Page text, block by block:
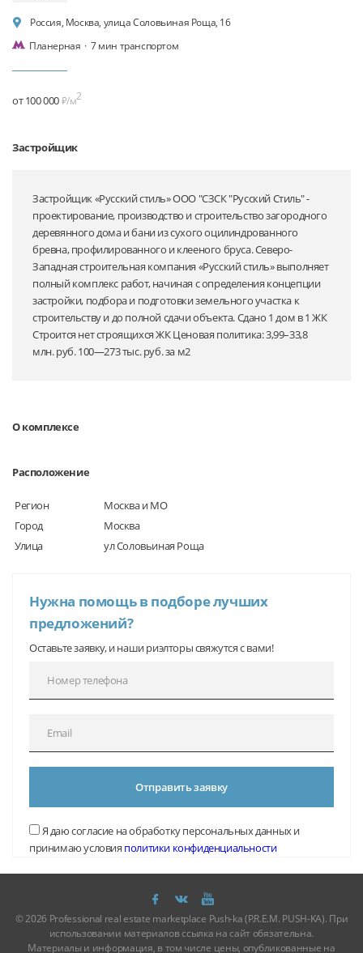
Россия, Москва, улица Соловьиная Роща, 16
Планерная · 7 мин транспортом
от 100 000₽/м2
Застройщик
Застройщик «Русский стиль» ООО "СЗСК "Русский Стиль" -
проектирование, производство и строительство загородного
деревянного дома и бани из сухого оцилиндрованного
бревна, профилированного и клееного бруса. Северо-
Западная строительная компания «Русский стиль» выполняет
полный комплекс работ, начиная с определения концепции
застройки, подбора и подготовки земельного участка к
строительству и до полной сдачи объекта. Сдано 1 дом в 1 ЖК
Строится нет строящихся ЖК Ценовая политика: 3,99–33,8
млн. руб. 100—273 тыс. руб. за м2
О комплексе
Расположение
Регион
Москва и МО
Город
Москва
Улица
ул Соловьиная Роща
Нужна помощь в подборе лучших
предложений?
Оставьте заявку, и наши риэлторы свяжутся с вами!
Отправить заявку
Я даю согласие на обработку персональных данных и
принимаю условия политики конфиденциальности
© 2026 Professional real estate marketplace Push-ka (P.R.E.M. PUSH-KA). При
использовании материалов ссылка на сайт обязательна.
Материалы и информация, в том числе цены, опубликованные на